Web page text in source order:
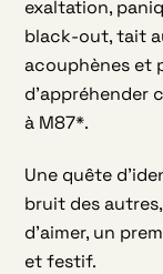
exaltation,
black-out, tait
acouphènes et
d’appréhender
à M87*.
Une quête
bruit des
d’aimer, un
et festif.